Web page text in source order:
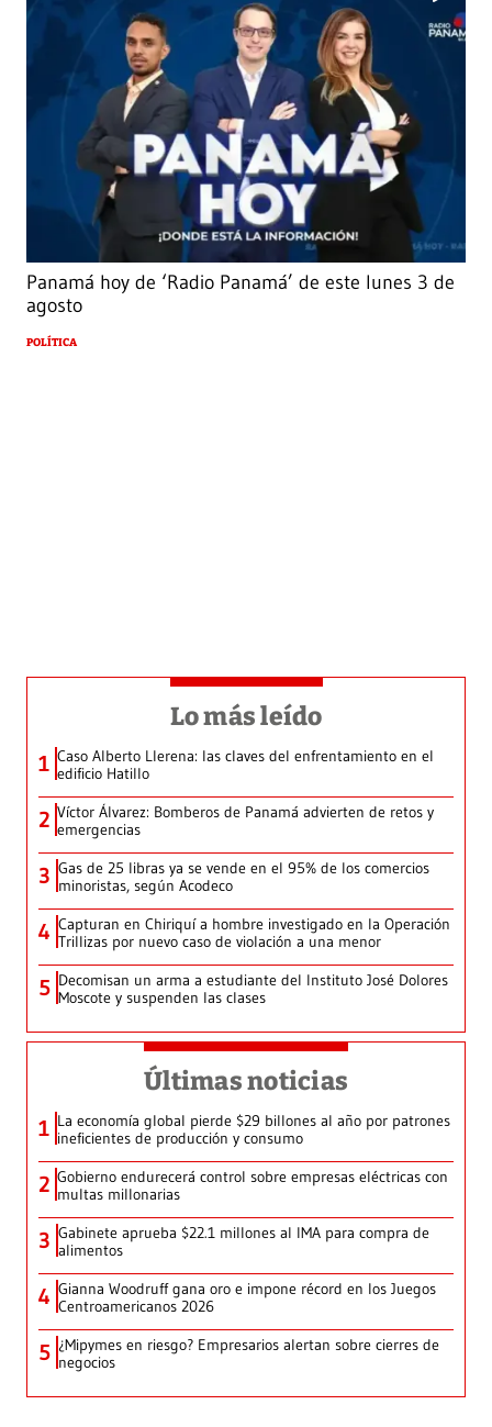
Panamá hoy de ‘Radio Panamá’ de este lunes 3 de
agosto
POLÍTICA
Lo más leído
1 Caso Alberto Llerena: las claves del enfrentamiento en el
edificio Hatillo
2 Víctor Álvarez: Bomberos de Panamá advierten de retos y
emergencias
3 Gas de 25 libras ya se vende en el 95% de los comercios
minoristas, según Acodeco
4 Capturan en Chiriquí a hombre investigado en la Operación
Trillizas por nuevo caso de violación a una menor
5 Decomisan un arma a estudiante del Instituto José Dolores
Moscote y suspenden las clases
Últimas noticias
1 La economía global pierde $29 billones al año por patrones
ineficientes de producción y consumo
2 Gobierno endurecerá control sobre empresas eléctricas con
multas millonarias
3 Gabinete aprueba $22.1 millones al IMA para compra de
alimentos
4 Gianna Woodruff gana oro e impone récord en los Juegos
Centroamericanos 2026
5 ¿Mipymes en riesgo? Empresarios alertan sobre cierres de
negocios